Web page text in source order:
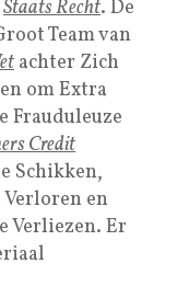
Staats Recht. De
Team van
achter Zich
om Extra
Frauduleuze
Credit
Schikken,
en
Verliezen. Er